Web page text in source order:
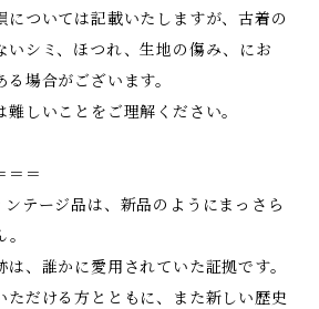
については記載いたしますが、古着の
いシミ、ほつれ、生地の傷み、にお
場合がございます。
しいことをご理解ください。
＝＝
ンテージ品は、新品のようにまっさら
、誰かに愛用されていた証拠です。
ただける方とともに、また新しい歴史